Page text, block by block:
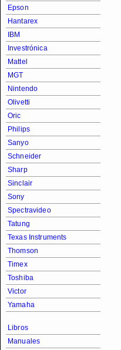
Epson
Hantarex
IBM
Investrónica
Mattel
MGT
Nintendo
Olivetti
Oric
Philips
Sanyo
Schneider
Sharp
Sinclair
Sony
Spectravideo
Tatung
Texas Instruments
Thomson
Timex
Toshiba
Victor
Yamaha
Libros
Manuales